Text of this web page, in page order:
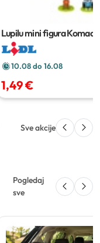
Lupilu mini figuraKomad
10.08 do 16.08
1,49 €
Sve akcije
Pogledaj
sve